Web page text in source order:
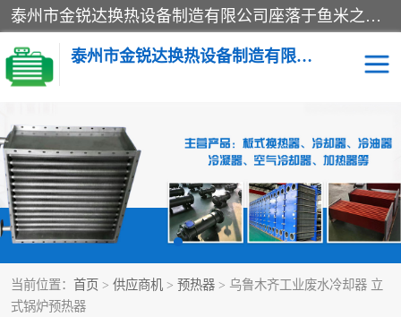
泰州市金锐达换热设备制造有限公司座落于鱼米之乡、祥泰之州一江苏泰州。是一家多年从事换热设备研究、设计、制造、销售、服务于一体的生产企业。
泰州市金锐达换热设备制造有限公司
当前位置： 首页 > 供应商机 > 预热器 > 乌鲁木齐工业废水冷却器 立
式锅炉预热器
冷却器 换热器
散热器 预热器
热交换器